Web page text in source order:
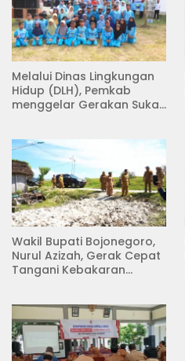
Melalui Dinas Lingkungan
Hidup (DLH), Pemkab
menggelar Gerakan Suka
Wakil Bupati Bojonegoro,
Nurul Azizah, Gerak Cepat
Tangani Kebakaran